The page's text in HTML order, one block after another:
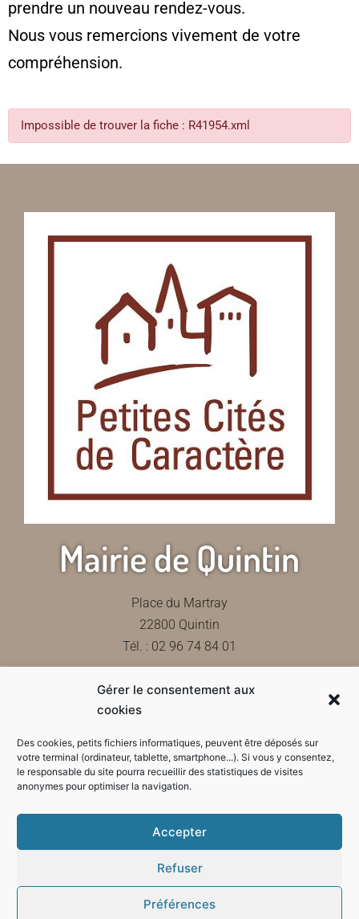
Gérer le consentement aux
cookies
Des cookies, petits fichiers informatiques, peuvent être déposés sur
votre terminal (ordinateur, tablette, smartphone...). Si vous y consentez,
le responsable du site pourra recueillir des statistiques de visites
anonymes pour optimiser la navigation.
Accepter
Refuser
Préférences
prendre un nouveau rendez-vous.
Nous vous remercions vivement de votre
compréhension.
Impossible de trouver la fiche : R41954.xml
Mairie de Quintin
Place du Martray
22800 Quintin
Tél. : 02 96 74 84 01
Contactez-nous
Horaires d'ouverture de la mairie